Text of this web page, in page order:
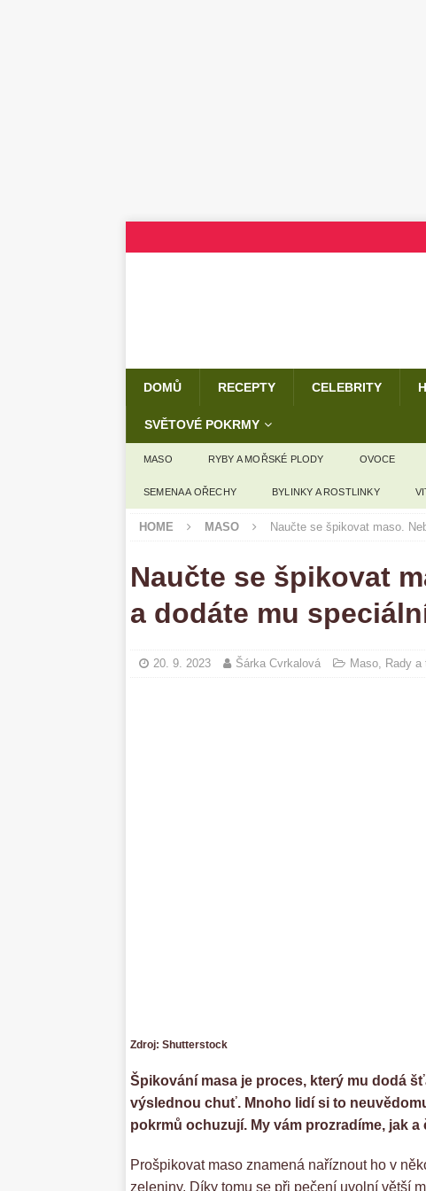
DOMŮ RECEPTY CELEBRITY
SVĚTOVÉ POKRMY
MASO RYBY A MOŘSKÉ PLODY OVOCE
SEMENA A OŘECHY BYLINKY A ROSTLINKY
HOME MASO Naučte se špikovat maso.
Naučte se špikovat
a dodáte mu
20. 9. 2023 Šárka Cvrkalová Maso, Rady a
Zdroj: Shutterstock
Špikování masa je proces, který mu dodá
výslednou chuť. Mnoho lidí si to
pokrmů ochuzují. My vám prozradíme, jak
Prošpikovat maso znamená naříznout ho v
zeleniny. Díky tomu se při pečení uvolní větší